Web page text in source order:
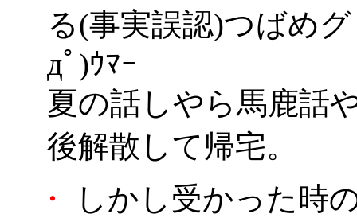
る(事実誤認)つばめ
дﾟ)ｳﾏｰ
夏の話しやら馬鹿話
後解散して帰宅。
・
しかし受かった時